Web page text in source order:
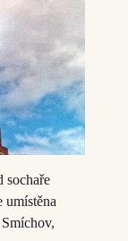
sochaře
umístěna